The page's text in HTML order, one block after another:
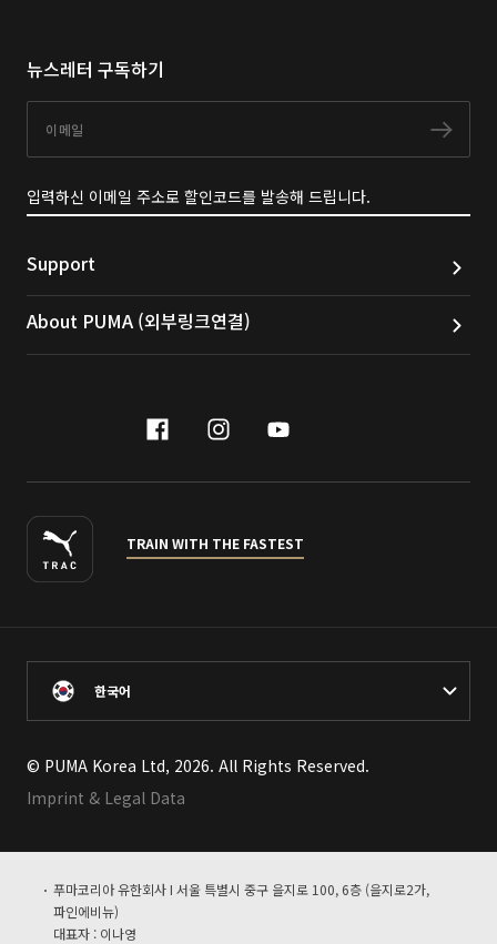
뉴스레터 구독하기
구독
입력하신 이메일 주소로 할인코드를 발송해 드립니다.
Support
About PUMA (외부링크연결)
facebook
instagram
youtube
TRAIN WITH THE FASTEST
한국어
© PUMA Korea Ltd, 2026. All Rights Reserved.
Imprint & Legal Data
푸마코리아 유한회사 I 서울 특별시 중구 을지로 100, 6층 (을지로2가,
파인에비뉴)
대표자 : 이나영